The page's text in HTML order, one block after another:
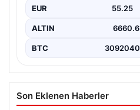
EUR 55.25
ALTIN 6660.6
BTC 3092040
Son Eklenen Haberler